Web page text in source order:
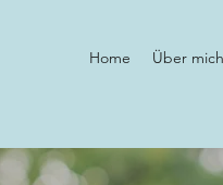
Home Über mich